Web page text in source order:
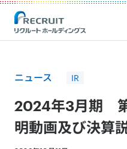
Recruit Holdings
ニュース IR
2024年3月期
明動画及び決算